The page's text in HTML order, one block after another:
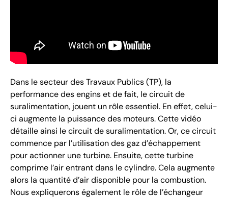
Dans le secteur des Travaux Publics (TP), la
performance des engins et de fait, le circuit de
suralimentation, jouent un rôle essentiel. En effet, celui-
ci augmente la puissance des moteurs. Cette vidéo
détaille ainsi le circuit de suralimentation. Or, ce circuit
commence par l’utilisation des gaz d’échappement
pour actionner une turbine. Ensuite, cette turbine
comprime l’air entrant dans le cylindre. Cela augmente
alors la quantité d’air disponible pour la combustion.
Nous expliquerons également le rôle de l’échangeur